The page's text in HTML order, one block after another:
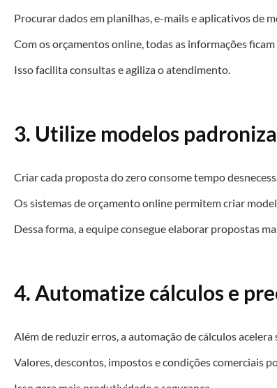
Procurar dados em planilhas, e-mails e aplicativos de
Com os orçamentos online, todas as informações
Isso facilita consultas e agiliza o atendimento.
3. Utilize modelos
Criar cada proposta do zero consome tempo
Os sistemas de orçamento online permitem criar
Dessa forma, a equipe consegue elaborar propostas
4. Automatize cálculos e
Além de reduzir erros, a automação de cálculos
Valores, descontos, impostos e condições comerciais